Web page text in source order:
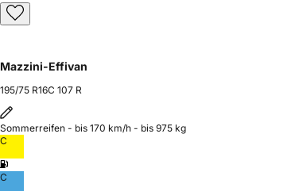
Mazzini-Effivan
195/75 R16C 107 R
Sommerreifen - bis 170 km/h - bis 975 kg
C
C